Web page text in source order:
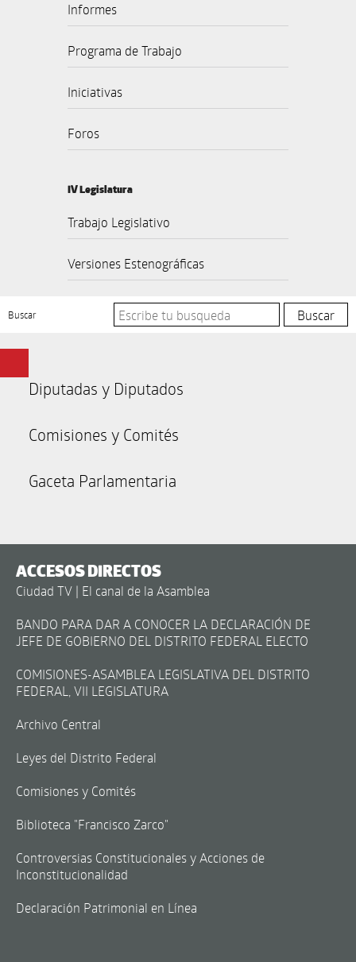
Informes
Programa de Trabajo
Iniciativas
Foros
IV Legislatura
Trabajo Legislativo
Versiones Estenográficas
Buscar
Diputadas y Diputados
Comisiones y Comités
Gaceta Parlamentaria
ACCESOS DIRECTOS
Ciudad TV | El canal de la Asamblea
BANDO PARA DAR A CONOCER LA DECLARACIÓN DE
JEFE DE GOBIERNO DEL DISTRITO FEDERAL ELECTO
COMISIONES-ASAMBLEA LEGISLATIVA DEL DISTRITO
FEDERAL, VII LEGISLATURA
Archivo Central
Leyes del Distrito Federal
Comisiones y Comités
Biblioteca "Francisco Zarco"
Controversias Constitucionales y Acciones de
Inconstitucionalidad
Declaración Patrimonial en Línea